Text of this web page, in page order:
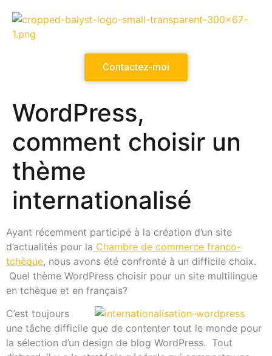
Contactez-moi
WordPress,
comment choisir un
thème
internationalisé
Ayant récemment participé à la création d’un site
d’actualités pour la Chambre de commerce franco-
tchèque, nous avons été confronté à un difficile choix.
Quel thème WordPress choisir pour un site multilingue
en tchèque et en français?
C’est toujours
une tâche difficile que de contenter tout le monde pour
la sélection d’un design de blog WordPress. Tout